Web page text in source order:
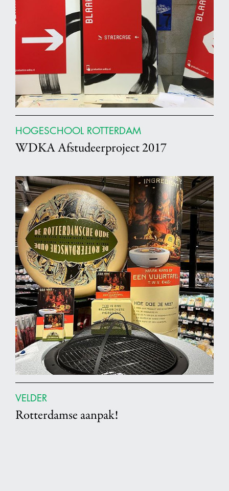
HOGESCHOOL ROTTERDAM
WDKA Afstudeerproject 2017
VELDER
Rotterdamse aanpak!